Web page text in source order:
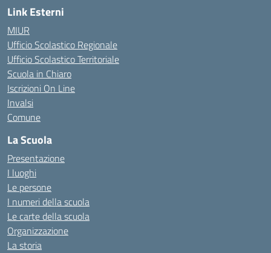
Link Esterni
MIUR
Ufficio Scolastico Regionale
Ufficio Scolastico Territoriale
Scuola in Chiaro
Iscrizioni On Line
Invalsi
Comune
La Scuola
Presentazione
I luoghi
Le persone
I numeri della scuola
Le carte della scuola
Organizzazione
La storia